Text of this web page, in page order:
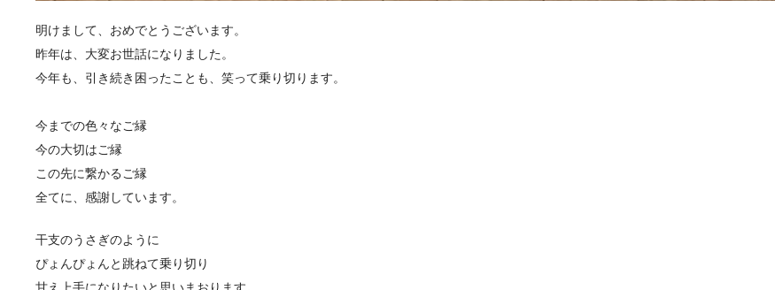
明けまして、おめでとうございます。
昨年は、大変お世話になりました。
今年も、引き続き困ったことも、笑って乗り切ります。
今までの色々なご縁
今の大切はご縁
この先に繋かるご縁
全てに、感謝しています。
干支のうさぎのように
ぴょんぴょんと跳ねて乗り切り